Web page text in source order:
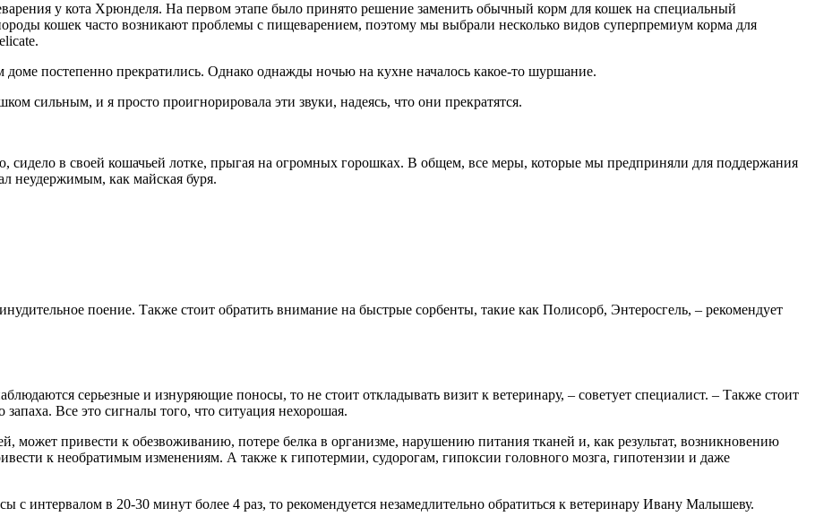
у кота Хрюнделя. На первом этапе было принято решение заменить обычный корм для кошек на специальный
кошек часто возникают проблемы с пищеварением, поэтому мы выбрали несколько видов суперпремиум корма для
постепенно прекратились. Однако однажды ночью на кухне началось какое-то шуршание.
сильным, и я просто проигнорировала эти звуки, надеясь, что они прекратятся.
сидело в своей кошачьей лотке, прыгая на огромных горошках. В общем, все меры, которые мы предприняли для поддержания
неудержимым, как майская буря.
поение. Также стоит обратить внимание на быстрые сорбенты, такие как Полисорб, Энтеросгель, – рекомендует
серьезные и изнуряющие поносы, то не стоит откладывать визит к ветеринару, – советует специалист. – Также стоит
Все это сигналы того, что ситуация нехорошая.
может привести к обезвоживанию, потере белка в организме, нарушению питания тканей и, как результат, возникновению
к необратимым изменениям. А также к гипотермии, судорогам, гипоксии головного мозга, гипотензии и даже
интервалом в 20-30 минут более 4 раз, то рекомендуется незамедлительно обратиться к ветеринару Ивану Малышеву.